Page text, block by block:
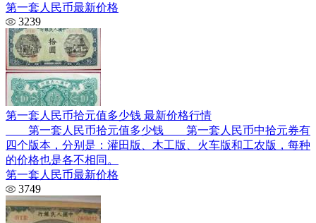
第一套人民币最新价格
3239
第一套人民币拾元值多少钱 最新价格行情
第一套人民币拾元值多少钱 第一套人民币中拾元券有
四个版本，分别是：灌田版、木工版、火车版和工农版，每种
的价格也是各不相同。
第一套人民币最新价格
3749